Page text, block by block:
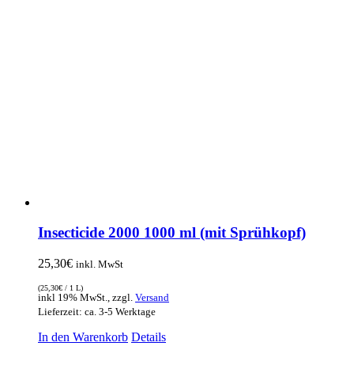
Insecticide 2000 1000 ml (mit Sprühkopf)
25,30€ inkl. MwSt
(25,30€ / 1 L)
inkl 19% MwSt., zzgl. Versand
Lieferzeit: ca. 3-5 Werktage
In den Warenkorb Details